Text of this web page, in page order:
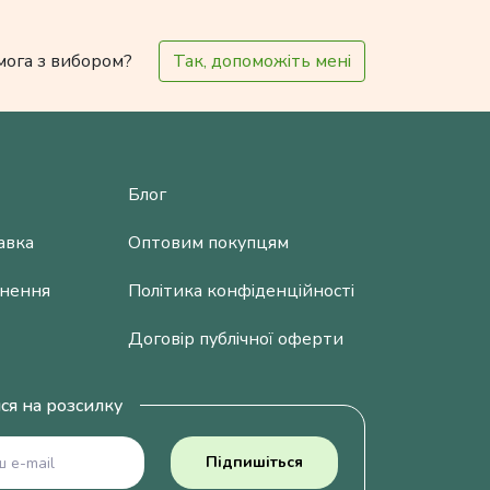
з вибором? Так, допоможіть мені
Блог
Оптовим покупцям
Політика конфіденційності
Договір публічної оферти
на розсилку
Підпишіться